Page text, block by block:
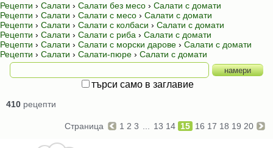
Рецепти › Салати › Салати без месо › Салати с домати
Рецепти › Салати › Салати с месо › Салати с домати
Рецепти › Салати › Салати с колбаси › Салати с домати
Рецепти › Салати › Салати с риба › Салати с домати
Рецепти › Салати › Салати с морски дарове › Салати с домати
Рецепти › Салати › Салати-пюре › Салати с домати
търси само в заглавие
410 рецепти
Страница 1 2 3 13 14 15 16 17 18 19 20